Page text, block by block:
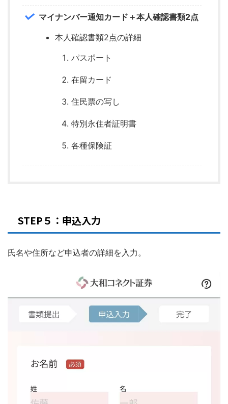
マイナンバー通知カード＋本人確認書類2点
本人確認書類2点の詳細
パスポート
在留カード
住民票の写し
特別永住者証明書
各種保険証
STEP５：申込入力
氏名や住所など申込者の詳細を入力。